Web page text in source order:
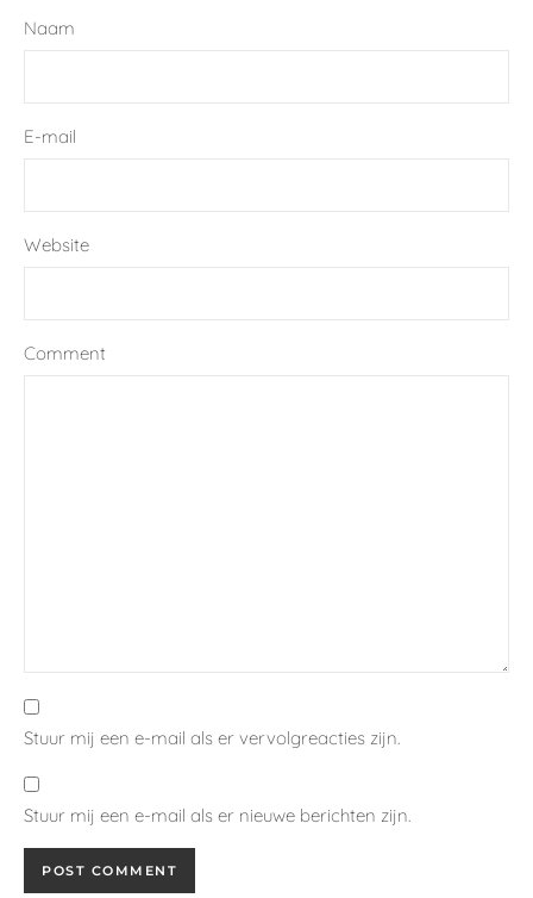
Naam
E-mail
Website
Comment
Stuur mij een e-mail als er vervolgreacties zijn.
Stuur mij een e-mail als er nieuwe berichten zijn.